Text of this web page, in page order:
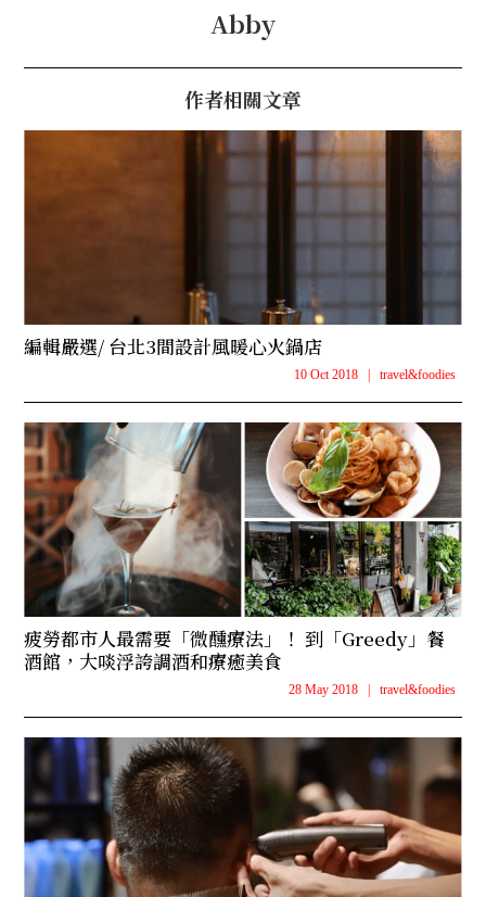
Abby
作者相關文章
編輯嚴選/ 台北3間設計風暖心火鍋店
10 Oct 2018 travel&foodies
疲勞都市人最需要「微醺療法」！ 到「Greedy」餐
酒館，大啖浮誇調酒和療癒美食
28 May 2018 travel&foodies